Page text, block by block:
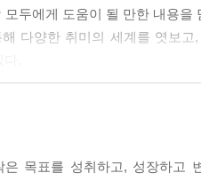
, 힘들어하면서도 언제 그랬
며, 회복하며, 그 과정에서 힘
모두에게 도움이 될 만한 내용
다양한 취미의 세계를 엿보
시 나아가면 된다.
은 목표를 성취하고, 성장하고